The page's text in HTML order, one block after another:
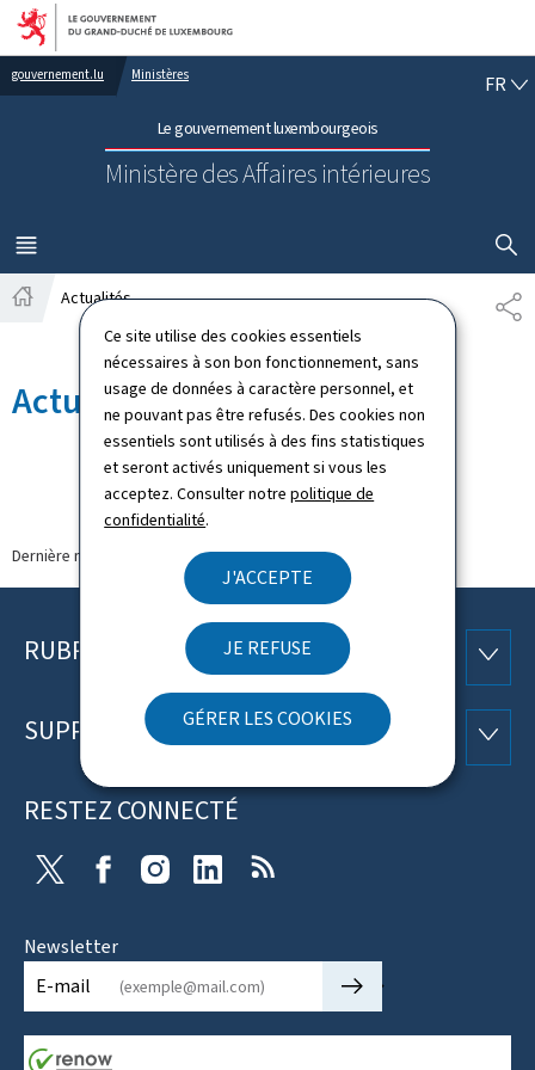
Ce site utilise des cookies essentiels
nécessaires à son bon fonctionnement, sans
usage de données à caractère personnel, et
ne pouvant pas être refusés. Des cookies non
essentiels sont utilisés à des fins statistiques
et seront activés uniquement si vous les
acceptez. Consulter notrepolitique de
confidentialité.
J'ACCEPTE
JE REFUSE
GÉRER LES COOKIES
Aller au menu principal
Aller au contenu
gouvernement.lu Ministères
Le gouvernement luxembourgeois
Ministère des Affaires intérieures
FR
MENU
PRINCIPAL
Actualités
Actualités
Dernière modification le 07.05.2025
Pied
page
RUBRIQUES
SUPPORT
RESTEZ CONNECTÉ
FacebookInstagramLinkedin
Newsletter
E-mail
🡒